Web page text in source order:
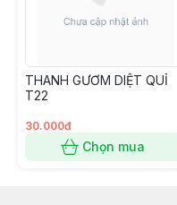
THANH GƯƠM DIỆT QUỈ
T22
30.000đ
Chọn mua